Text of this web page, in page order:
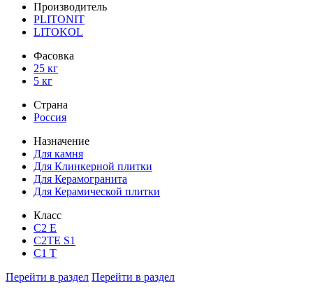
Производитель
PLITONIT
LITOKOL
Фасовка
25 кг
5 кг
Страна
Россия
Назначение
Для камня
Для Клинкерной плитки
Для Керамогранита
Для Керамической плитки
Класс
С2 Е
C2TE S1
C1 T
Перейти в раздел Перейти в раздел